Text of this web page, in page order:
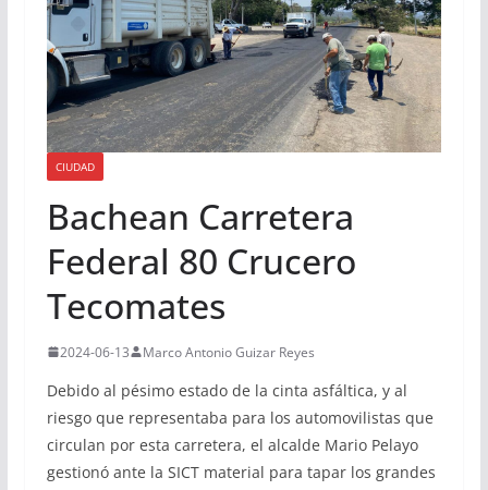
CIUDAD
Bachean Carretera
Federal 80 Crucero
Tecomates
2024-06-13 Marco Antonio Guizar Reyes
Debido al pésimo estado de la cinta asfáltica, y al
riesgo que representaba para los automovilistas que
circulan por esta carretera, el alcalde Mario Pelayo
gestionó ante la SICT material para tapar los grandes